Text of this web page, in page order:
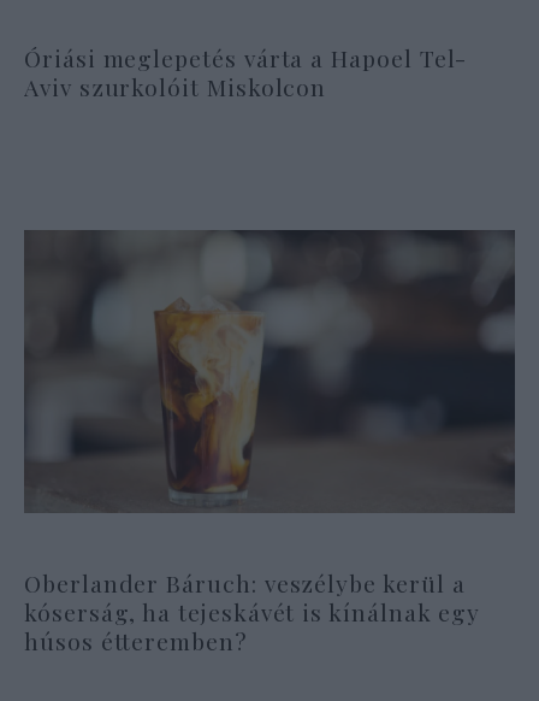
Óriási meglepetés várta a Hapoel Tel-
Aviv szurkolóit Miskolcon
Oberlander Báruch: veszélybe kerül a
kóserság, ha tejeskávét is kínálnak egy
húsos étteremben?